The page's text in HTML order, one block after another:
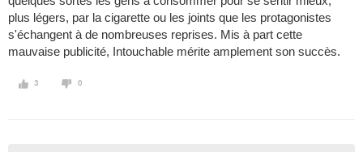
plus légers, par la cigarette ou les joints que les protagonistes
s'échangent à de nombreuses reprises. Mis à part cette
mauvaise publicité, Intouchable mérite amplement son succès.
3 0